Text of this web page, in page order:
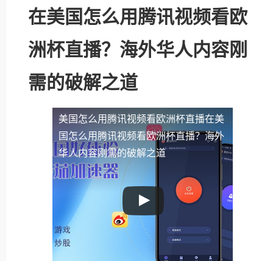
在美国怎么用腾讯视频看欧
洲杯直播？海外华人内容刚
需的破解之道
美国怎么用腾讯视频看欧洲杯直播在美
国怎么用腾讯视频看欧洲杯直播？海外
华人内容刚需的破解之道